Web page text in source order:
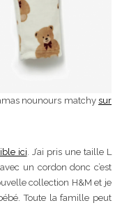
nounours matchy sur
ici . J’ai pris une taille L
un cordon donc c’est
collection H&M et je
Toute la famille peut